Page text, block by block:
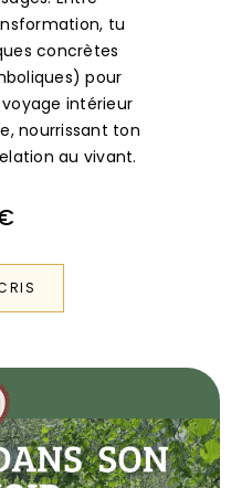
concrètes
pour
intérieur
nourrissant ton
au vivant.